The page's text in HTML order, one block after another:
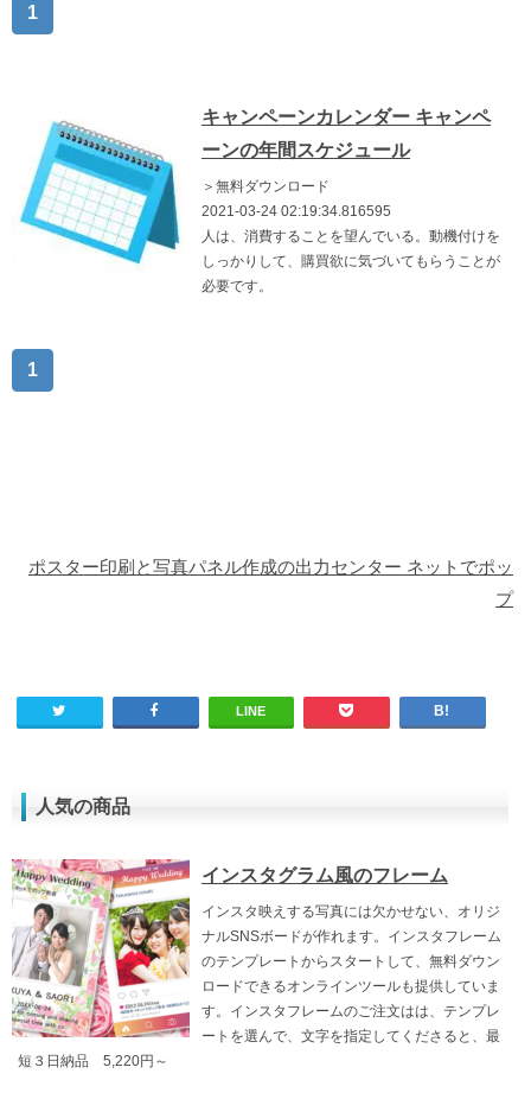
1
キャンペーンカレンダー キャンペ
ーンの年間スケジュール
＞無料ダウンロード
2021-03-24 02:19:34.816595
人は、消費することを望んでいる。動機付けを
しっかりして、購買欲に気づいてもらうことが
必要です。
1
ポスター印刷と写真パネル作成の出力センター ネットでポッ
プ
LINE
人気の商品
インスタグラム風のフレーム
インスタ映えする写真には欠かせない、オリジ
ナルSNSボードが作れます。インスタフレーム
のテンプレートからスタートして、無料ダウン
ロードできるオンラインツールも提供していま
す。インスタフレームのご注文はは、テンプレ
ートを選んで、文字を指定してくださると、最
短３日納品 5,220円～